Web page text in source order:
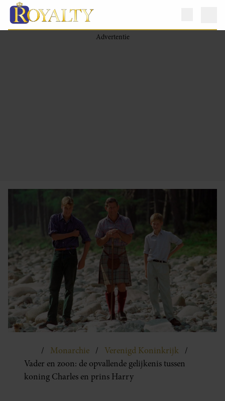
Monarchie
Verenigd Koninkrijk
Vader en zoon: de opvallende gelijkenis tussen
koning Charles en prins Harry